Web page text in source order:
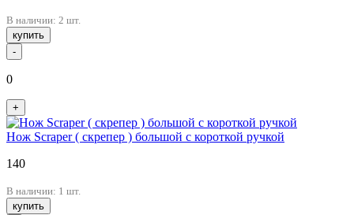
В наличии: 2 шт.
купить
-
0
+
Нож Scraper ( скрепер ) большой с короткой ручкой
140
В наличии: 1 шт.
купить